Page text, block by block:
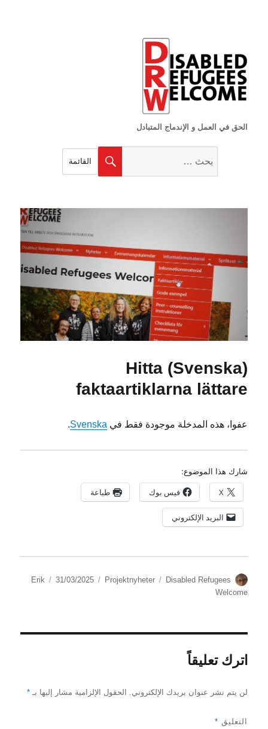
الحق في العمل و الإندماج المتبادل
بحث
القائمة
(Svenska) Hitta
faktaartiklarna lättare
عفوا، هذه المدخلة موجودة فقط في Svenska
.
شارك هذا الموضوع:
X فيس بوك طباعة
البريد الإلكتروني
الكاتب Erik
نُشرت 31/03/2025
التصنيفات Projektnyheter
الوسوم Disabled Refugees
Welcome
اترك تعليقاً
لن يتم نشر عنوان بريدك الإلكتروني. الحقول الإلزامية مشار إليها بـ*
التعليق *